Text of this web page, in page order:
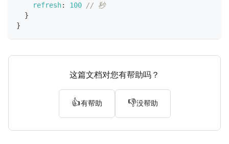
refresh: 100
// 秒
}
}
这篇文档对您有帮助吗？
👍有帮助 👎没帮助